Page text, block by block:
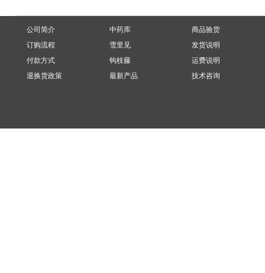
公司简介
订购流程
付款方式
退换货政策
中药库
雪里见
钩枝藤
最新产品
商品验货
发货说明
运费说明
技术咨询